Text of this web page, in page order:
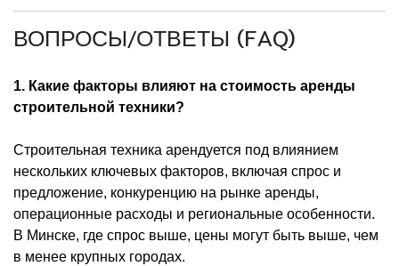
ВОПРОСЫ/ОТВЕТЫ (FAQ)
1. Какие факторы влияют на стоимость аренды
строительной техники?
Строительная техника арендуется под влиянием
нескольких ключевых факторов, включая спрос и
предложение, конкуренцию на рынке аренды,
операционные расходы и региональные особенности.
В Минске, где спрос выше, цены могут быть выше, чем
в менее крупных городах.